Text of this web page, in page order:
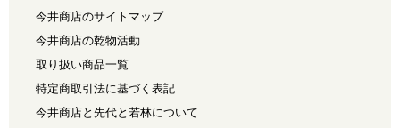
今井商店のサイトマップ
今井商店の乾物活動
取り扱い商品一覧
特定商取引法に基づく表記
今井商店と先代と若林について